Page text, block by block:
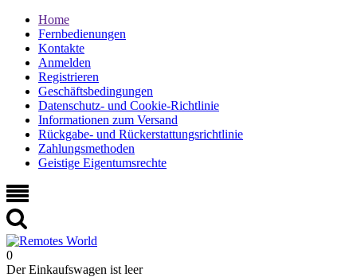
Home
Fernbedienungen
Kontakte
Anmelden
Registrieren
Geschäftsbedingungen
Datenschutz- und Cookie-Richtlinie
Informationen zum Versand
Rückgabe- und Rückerstattungsrichtlinie
Zahlungsmethoden
Geistige Eigentumsrechte
0
Der Einkaufswagen ist leer